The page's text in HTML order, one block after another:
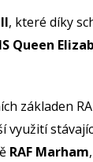
, které díky
Queen
základen
využití
RAF Marham